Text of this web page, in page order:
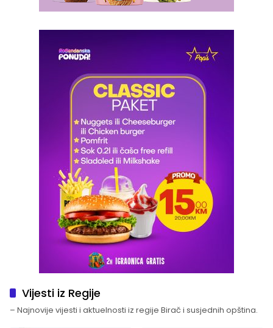
Vijesti iz Regije
– Najnovije vijesti i aktuelnosti iz regije Birač i susjednih opština.